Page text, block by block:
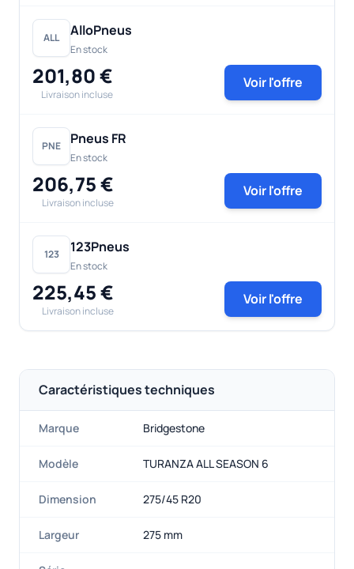
ALL AlloPneus
En stock
201,80 €
Livraison incluse
Voir l'offre
PNE Pneus FR
En stock
206,75 €
Livraison incluse
Voir l'offre
123 123Pneus
En stock
225,45 €
Livraison incluse
Voir l'offre
Caractéristiques techniques
Marque Bridgestone
Modèle TURANZA ALL SEASON 6
Dimension 275/45 R20
Largeur 275 mm